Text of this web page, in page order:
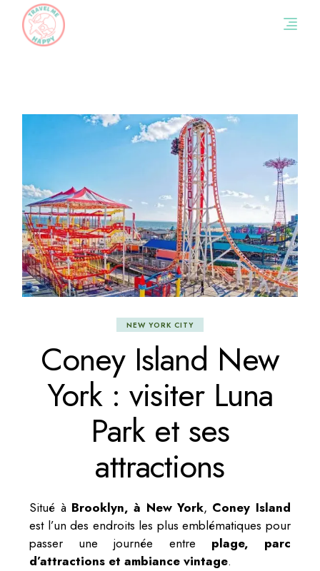
NEW YORK CITY
Coney Island New
York : visiter Luna
Park et ses
attractions
Situé à Brooklyn, à New York, Coney Island
est l’un des endroits les plus emblématiques pour
passer une journée entre plage, parc
d’attractions et ambiance vintage.